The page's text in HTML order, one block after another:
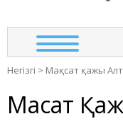
Негізгі > Мақсат қажы
Мақсат